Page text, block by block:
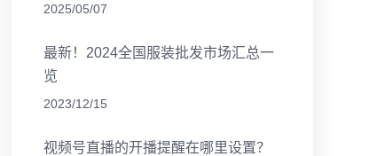
2025/05/07
最新！2024全国服装批发市场汇总一
览
2023/12/15
视频号直播的开播提醒在哪里设置？